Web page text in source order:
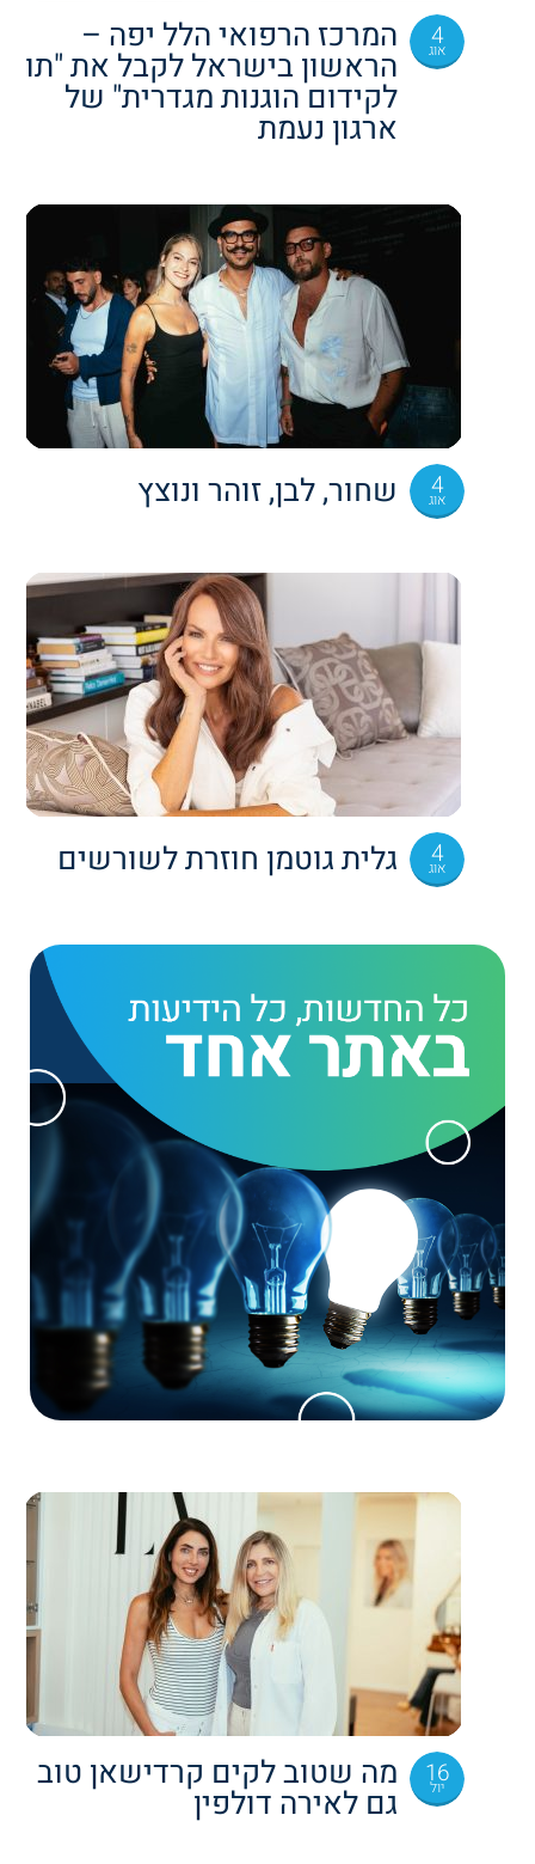
4
אוג המרכז הרפואי הלל יפה –
הראשון בישראל לקבל את "תו
לקידום הוגנות מגדרית" של
ארגון נעמת
4
אוג שחור, לבן, זוהר ונוצץ
4
אוג גלית גוטמן חוזרת לשורשים
16
יול מה שטוב לקים קרדישאן טוב
גם לאירה דולפין